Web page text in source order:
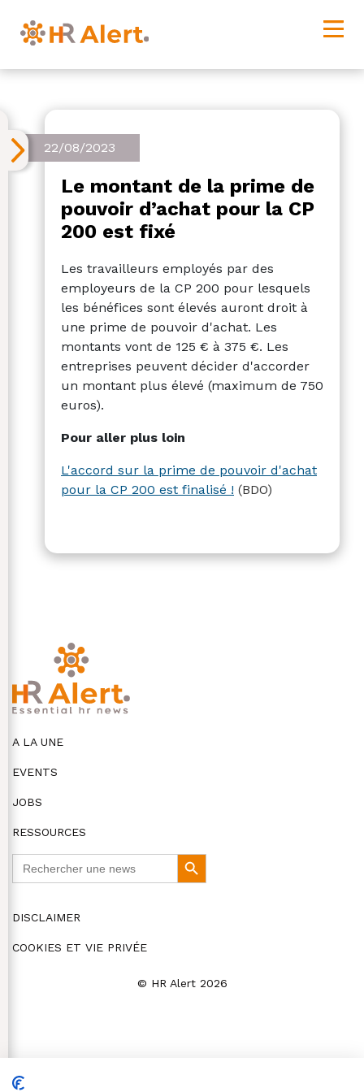
22/08/2023
Le montant de la prime de
pouvoir d’achat pour la CP
200 est fixé
Les travailleurs employés par des
employeurs de la CP 200 pour lesquels
les bénéfices sont élevés auront droit à
une prime de pouvoir d'achat. Les
montants vont de 125 € à 375 €. Les
entreprises peuvent décider d'accorder
un montant plus élevé (maximum de 750
euros).
Pour aller plus loin
L'accord sur la prime de pouvoir d'achat
pour la CP 200 est finalisé ! (BDO)
A LA UNE
EVENTS
JOBS
RESSOURCES
Search
Button
DISCLAIMER
COOKIES ET VIE PRIVÉE
© HR Alert 2026